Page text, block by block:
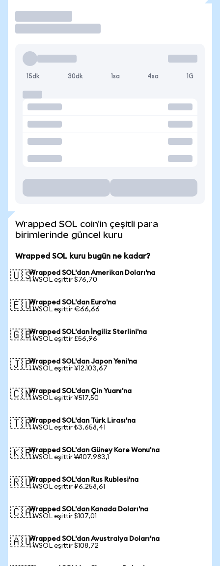
15dk 30dk 1sa 4sa 1G
Wrapped SOL coin'in çeşitli para
birimlerinde güncel kuru
Wrapped SOL kuru bugün ne kadar?
🇺🇸Wrapped SOL'dan Amerikan Doları'na
1 WSOL eşittir $76,70
🇪🇺Wrapped SOL'dan Euro'na
1 WSOL eşittir €66,66
🇬🇧Wrapped SOL'dan İngiliz Sterlini'na
1 WSOL eşittir £56,96
🇯🇵Wrapped SOL'dan Japon Yeni'na
1 WSOL eşittir ¥12.103,67
🇨🇳Wrapped SOL'dan Çin Yuanı'na
1 WSOL eşittir ¥517,50
🇹🇷Wrapped SOL'dan Türk Lirası'na
1 WSOL eşittir ₺3.658,41
🇰🇷Wrapped SOL'dan Güney Kore Wonu'na
1 WSOL eşittir ₩107.983,1
🇷🇺Wrapped SOL'dan Rus Rublesi'na
1 WSOL eşittir ₽6.258,61
🇨🇦Wrapped SOL'dan Kanada Doları'na
1 WSOL eşittir $107,01
🇦🇺Wrapped SOL'dan Avustralya Doları'na
1 WSOL eşittir $108,72